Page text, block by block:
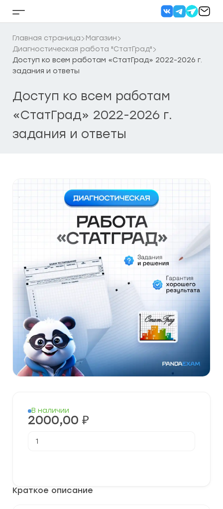
Кнопка
бокового
меню
Главная страница
Магазин
Диагностическая работа "СтатГрад"
Доступ ко всем работам «СтатГрад» 2022-2026 г.
задания и ответы
Доступ ко всем работам
«СтатГрад» 2022-2026 г.
задания и ответы
Краткое описание
В наличии
2000,00 ₽
товара
2022-